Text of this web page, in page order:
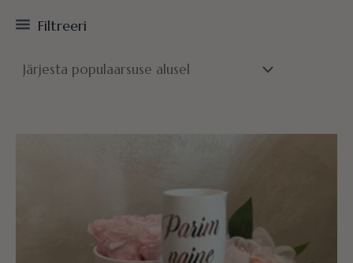
Filtreeri